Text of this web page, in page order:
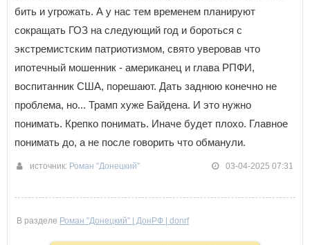
бить и угрожать. А у нас тем временем планируют
сокращать ГОЗ на следующий год и бороться с
экстремистским патриотизмом, свято уверовав что
ипотечный мошенник - американец и глава РПФИ,
воспитанник США, порешают. Дать заднюю конечно не
проблема, но... Трамп хуже Байдена. И это нужно
понимать. Крепко понимать. Иначе будет плохо. Главное
понимать до, а не после говорить что обманули.
источник: Роман "Донецкий" 03-04-2025 07:31
В разделе Роман "Донецкий" | ДонРФ | donrf